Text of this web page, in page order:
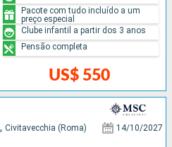
US$ 550
Pacote com tudo incluído a um
preço especial
Clube infantil a partir dos 3 anos
Pensão completa
Civitavecchia (Roma) 14/10/2027